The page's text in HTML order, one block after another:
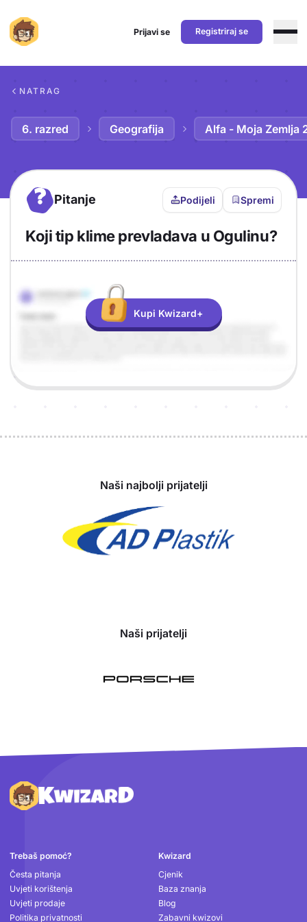
Prijavi se Registriraj se
NATRAG
6. razred Geografija Alfa - Moja Zemlja
? Pitanje Podijeli Spremi
Koji tip klime prevladava u Ogulinu?
Odgovor
Objašnjenje
Kupi Kwizard+
Naši najbolji prijatelji
Naši prijatelji
Podnožje
Trebaš pomoć?
Česta pitanja
Uvjeti korištenja
Uvjeti prodaje
Politika privatnosti
Kwizard
Cjenik
Baza znanja
Blog
Zabavni kwizovi